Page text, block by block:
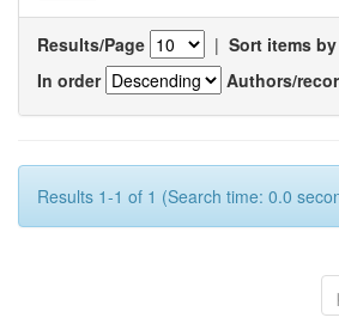
Results/Page | Sort items by
In order
Authors/
Results 1-1 of 1 (Search time: 0.0